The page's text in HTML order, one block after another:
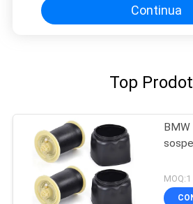
Continua
Top
BMW